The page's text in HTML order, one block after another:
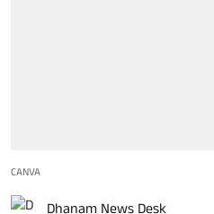
CANVA
Dhanam News Desk